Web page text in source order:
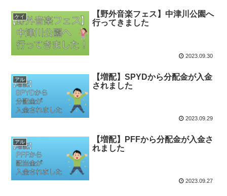
ケイ
【野外音楽フェス】中津川公園へ
行ってきました
2023.09.30
アル
【増配】SPYDから分配金が入金
されました
2023.09.29
アル
【増配】PFFから分配金が入金さ
れました
2023.09.27